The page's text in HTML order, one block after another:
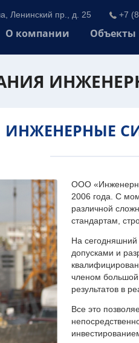
Ленинский пр., д. 25 +7
О компании Объекты
ИНЖЕНЕРНЫЕ
ООО
2006 года. С
различной
стандартам,
На
допусками и
членом большой
результатов в
Все это